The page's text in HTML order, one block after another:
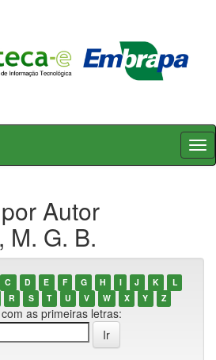
Autor
M. G. B.
C D E F G H I J K
L
R S T U V W X Y Z
as primeiras letras: